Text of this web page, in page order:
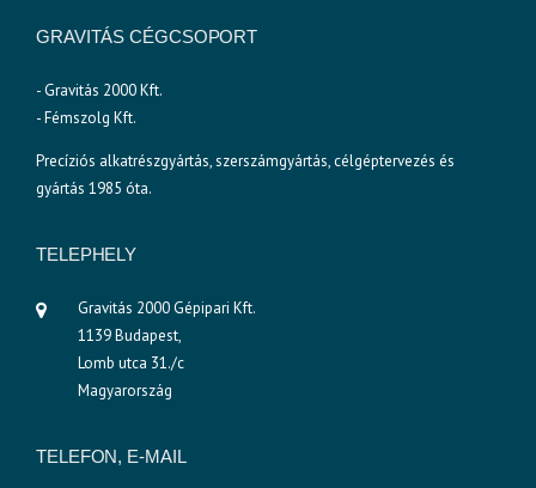
GRAVITÁS CÉGCSOPORT
- Gravitás 2000 Kft.
- Fémszolg Kft.
Precíziós alkatrészgyártás, szerszámgyártás, célgéptervezés és
gyártás 1985 óta.
TELEPHELY
Gravitás 2000 Gépipari Kft.
1139 Budapest,
Lomb utca 31./c
Magyarország
TELEFON, E-MAIL